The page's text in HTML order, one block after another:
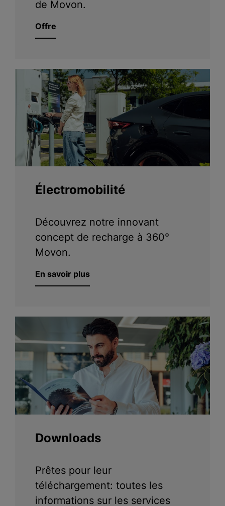
de Movon.
Offre
Électromobilité
Découvrez notre innovant
concept de recharge à 360°
Movon.
En savoir plus
Downloads
Prêtes pour leur
téléchargement: toutes les
informations sur les services